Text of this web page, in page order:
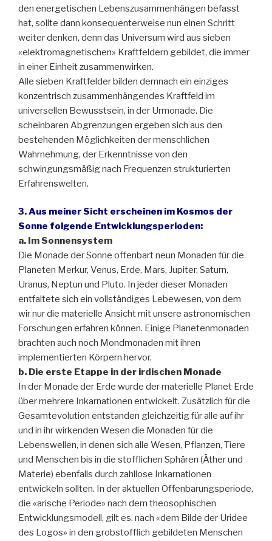
den energetischen Lebenszusammenhängen befasst
hat, sollte dann konsequenterweise nun einen Schritt
weiter denken, denn das Universum wird aus sieben
«elektromagnetischen» Kraftfeldern gebildet, die immer
in einer Einheit zusammenwirken.
Alle sieben Kraftfelder bilden demnach ein einziges
konzentrisch zusammenhängendes Kraftfeld im
universellen Bewusstsein, in der Urmonade. Die
scheinbaren Abgrenzungen ergeben sich aus den
bestehenden Möglichkeiten der menschlichen
Wahrnehmung, der Erkenntnisse von den
schwingungsmäßig nach Frequenzen strukturierten
Erfahrenswelten.
3. Aus meiner Sicht erscheinen im Kosmos der
Sonne folgende Entwicklungsperioden:
a. Im Sonnensystem
Die Monade der Sonne offenbart neun Monaden für die
Planeten Merkur, Venus, Erde, Mars, Jupiter, Saturn,
Uranus, Neptun und Pluto. In jeder dieser Monaden
entfaltete sich ein vollständiges Lebewesen, von dem
wir nur die materielle Ansicht mit unsere astronomischen
Forschungen erfahren können. Einige Planetenmonaden
brachten auch noch Mondmonaden mit ihren
implementierten Körpern hervor.
b. Die erste Etappe in der irdischen Monade
In der Monade der Erde wurde der materielle Planet Erde
über mehrere Inkarnationen entwickelt. Zusätzlich für die
Gesamtevolution entstanden gleichzeitig für alle auf ihr
und in ihr wirkenden Wesen die Monaden für die
Lebenswellen, in denen sich alle Wesen, Pflanzen, Tiere
und Menschen bis in die stofflichen Sphären (Äther und
Materie) ebenfalls durch zahllose Inkarnationen
entwickeln sollten. In der aktuellen Offenbarungsperiode,
die «arische Periode» nach dem theosophischen
Entwicklungsmodell, gilt es, nach «dem Bilde der Uridee
des Logos» in den grobstofflich gebildeten Menschen